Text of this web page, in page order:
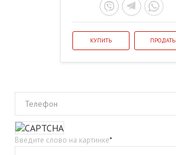
КУПИТЬ ПРОДАТЬ
Телефон
Введите слово на картинке*